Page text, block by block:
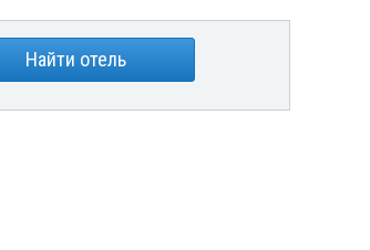
Найти отель